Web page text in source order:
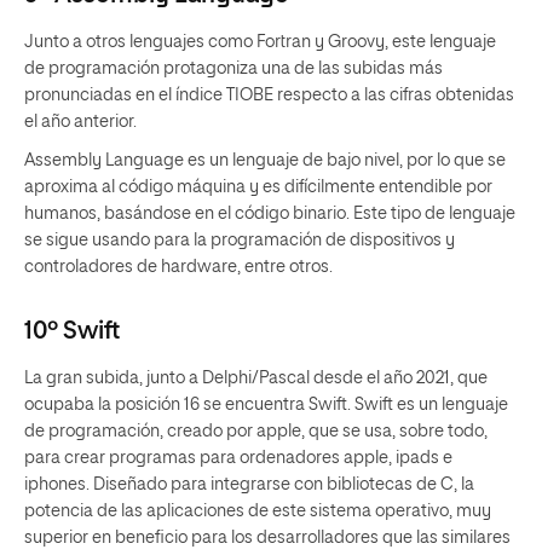
Junto a otros lenguajes como Fortran y Groovy, este lenguaje
de programación protagoniza una de las subidas más
pronunciadas en el índice TIOBE respecto a las cifras obtenidas
el año anterior.
Assembly Language es un lenguaje de bajo nivel, por lo que se
aproxima al código máquina y es difícilmente entendible por
humanos, basándose en el código binario. Este tipo de lenguaje
se sigue usando para la programación de dispositivos y
controladores de hardware, entre otros.
10º Swift
La gran subida, junto a Delphi/Pascal desde el año 2021, que
ocupaba la posición 16 se encuentra Swift. Swift es un lenguaje
de programación, creado por apple, que se usa, sobre todo,
para crear programas para ordenadores apple, ipads e
iphones. Diseñado para integrarse con bibliotecas de C, la
potencia de las aplicaciones de este sistema operativo, muy
superior en beneficio para los desarrolladores que las similares